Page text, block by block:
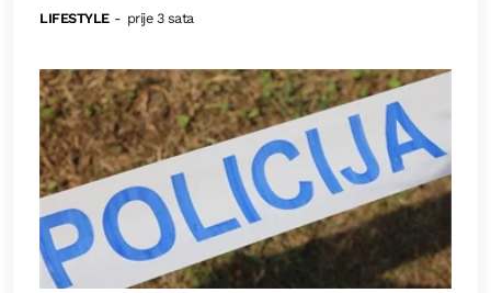
LIFESTYLE - prije 3 sata